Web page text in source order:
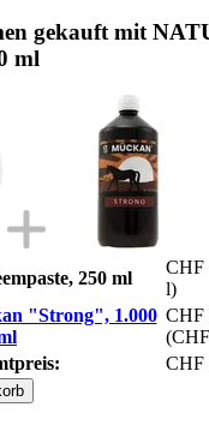
gekauft mit
ml
250 ml
CHF
l)
"Strong", 1.000 CHF
CHF